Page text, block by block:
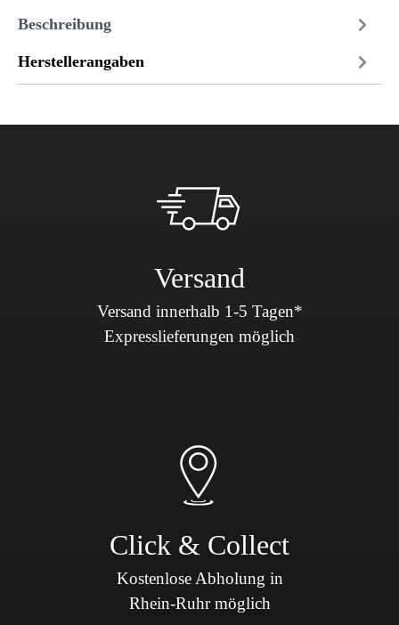
Beschreibung
Herstellerangaben
Versand
Versand innerhalb 1-5 Tagen*
Expresslieferungen möglich
Click & Collect
Kostenlose Abholung in
Rhein-Ruhr möglich